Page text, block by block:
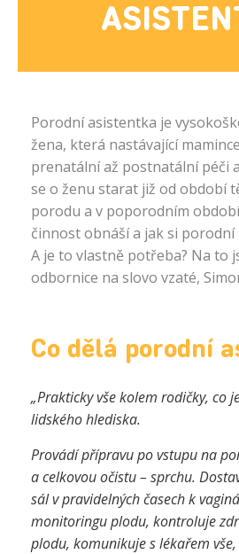
Porodní asistentka je
žena, která nastávající
prenatální až postnatální péči
se o ženu starat již od období
porodu a v poporodním
činnost obnáší a jak si
A je to vlastně potřeba? Na to
odbornice na slovo vzaté,
Co dělá porodní
„Prakticky vše kolem rodičky, co
lidského hlediska.
Provádí přípravu po vstupu na
a celkovou očistu – sprchu.
sál v pravidelných časech k
monitoringu plodu, kontroluje
plodu, komunikuje s lékařem